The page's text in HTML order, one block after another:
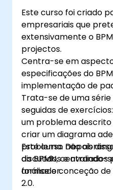
Este curso foi criado
empresariais que
extensivamente o
projectos.
Centra-se em
especificações do
implementação de
Trata-se de uma
seguidas de
um problema
criar um diagrama
problema. Depois
discutidos e avaliados
formador.
Este curso não
do BPMN, centrando-
análise e conceção
2.0.